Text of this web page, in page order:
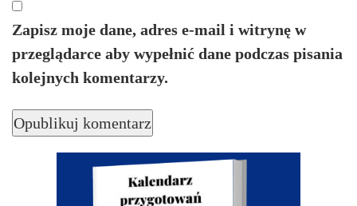
Zapisz moje dane, adres e-mail i witrynę w
przeglądarce aby wypełnić dane podczas pisania
kolejnych komentarzy.